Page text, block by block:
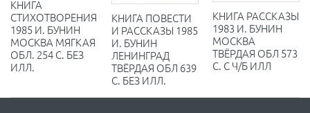
КНИГА
СТИХОТВОРЕНИЯ
1985 И. БУНИН
МОСКВА МЯГКАЯ
ОБЛ. 254 С. БЕЗ
ИЛЛ.
КНИГА ПОВЕСТИ
И РАССКАЗЫ 1985
И. БУНИН
ЛЕНИНГРАД
ТВЁРДАЯ ОБЛ 639
С. БЕЗ ИЛЛ.
КНИГА РАССКАЗЫ
1983 И. БУНИН
МОСКВА
ТВЁРДАЯ ОБЛ 573
С. С Ч/Б ИЛЛ